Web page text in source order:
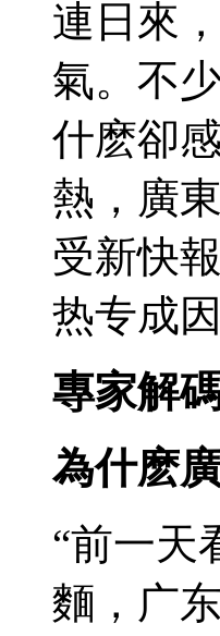
連日來
氣。不
什麽卻
熱，廣
受新快
热专成因
專家解
為什麽
“前一天
麵，广